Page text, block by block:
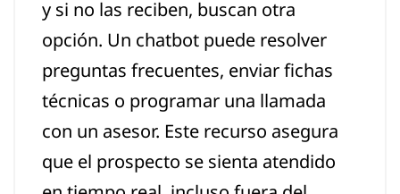
y si no las reciben, buscan otra
opción. Un chatbot puede resolver
preguntas frecuentes, enviar fichas
técnicas o programar una llamada
con un asesor. Este recurso asegura
que el prospecto se sienta atendido